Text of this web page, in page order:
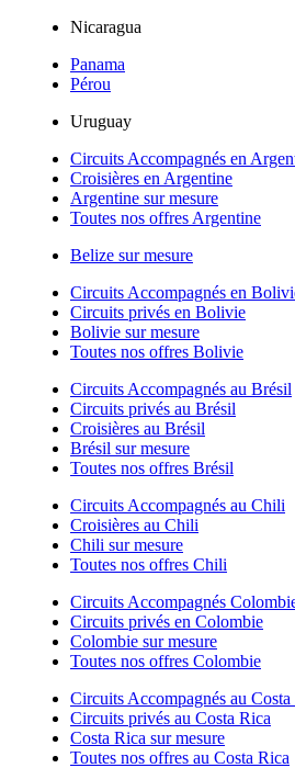
Nicaragua
Panama
Pérou
Uruguay
Circuits Accompagnés en
Croisières en Argentine
Argentine sur mesure
Toutes nos offres Argentine
Belize sur mesure
Circuits Accompagnés en
Circuits privés en Bolivie
Bolivie sur mesure
Toutes nos offres Bolivie
Circuits Accompagnés au Brésil
Circuits privés au Brésil
Croisières au Brésil
Brésil sur mesure
Toutes nos offres Brésil
Circuits Accompagnés au Chili
Croisières au Chili
Chili sur mesure
Toutes nos offres Chili
Circuits Accompagnés
Circuits privés en Colombie
Colombie sur mesure
Toutes nos offres Colombie
Circuits Accompagnés au Costa
Circuits privés au Costa Rica
Costa Rica sur mesure
Toutes nos offres au Costa Rica